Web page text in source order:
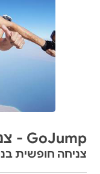
GoJump - צניחה חופשית
צניחה חופשית